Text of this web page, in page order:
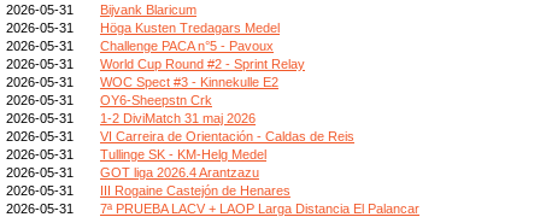
2026-05-31
Bijvank Blaricum
2026-05-31
Höga Kusten Tredagars Medel
2026-05-31
Challenge PACA n°5 - Pavoux
2026-05-31
World Cup Round #2 - Sprint Relay
2026-05-31
WOC Spect #3 - Kinnekulle E2
2026-05-31
OY6-Sheepstn Crk
2026-05-31
1-2 DiviMatch 31 maj 2026
2026-05-31
VI Carreira de Orientación - Caldas de Reis
2026-05-31
Tullinge SK - KM-Helg Medel
2026-05-31
GOT liga 2026.4 Arantzazu
2026-05-31
III Rogaine Castejón de Henares
2026-05-31
7ª PRUEBA LACV + LAOP Larga Distancia El Palancar